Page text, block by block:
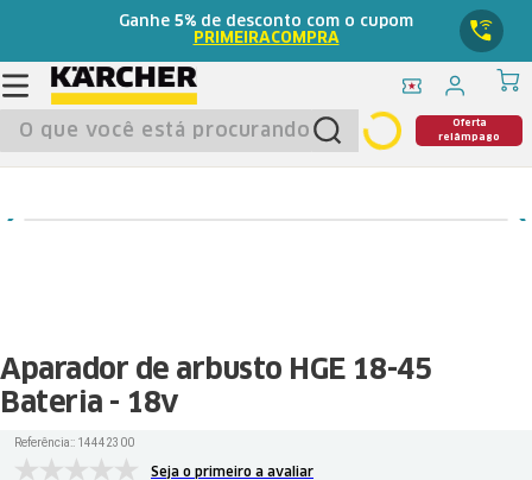
Ganhe 5% de desconto com o cupom
PRIMEIRACOMPRA
O que você está procurando?
Oferta
relâmpago
Aparador de arbusto HGE 18-45
Bateria - 18v
Referência:: 14442300
Seja o primeiro a avaliar